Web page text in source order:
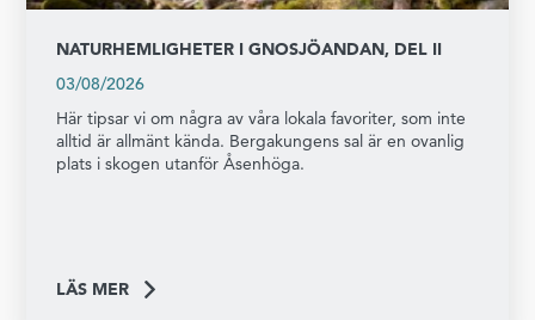
NATURHEMLIGHETER I GNOSJÖANDAN, DEL II
03/08/2026
Här tipsar vi om några av våra lokala favoriter, som inte
alltid är allmänt kända. Bergakungens sal är en ovanlig
plats i skogen utanför Åsenhöga.
LÄS MER